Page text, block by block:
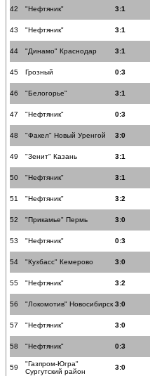
42 "Нефтяник" 3:1
43 "Нефтяник" 3:1
44 "Динамо" Краснодар 3:1
45 Грозный 0:3
46 "Белогорье" 3:1
47 "Нефтяник" 0:3
48 "Факел" Новый Уренгой 3:0
49 "Зенит" Казань 3:1
50 "Нефтяник" 3:1
51 "Нефтяник" 3:2
52 "Прикамье" Пермь 3:0
53 "Нефтяник" 0:3
54 "Кузбасс" Кемерово 3:0
55 "Нефтяник" 3:2
56 "Локомотив" Новосибирск 3:0
57 "Нефтяник" 3:0
58 "Нефтяник" 0:3
59
"Газпром-Югра"
Сургутский район
3:0